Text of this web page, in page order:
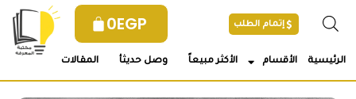
0EGP إتمام الطلب
الرئيسية الأقسام الأكثر مبيعاً وصل حديثأ المقالات